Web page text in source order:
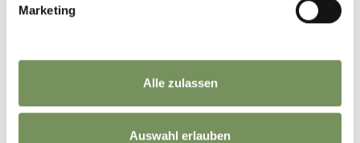
Marketing
Alle zulassen
Auswahl erlauben